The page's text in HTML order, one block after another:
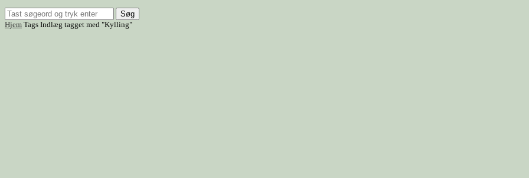
Søg
Hjem Tags Indlæg tagget med "Kylling"